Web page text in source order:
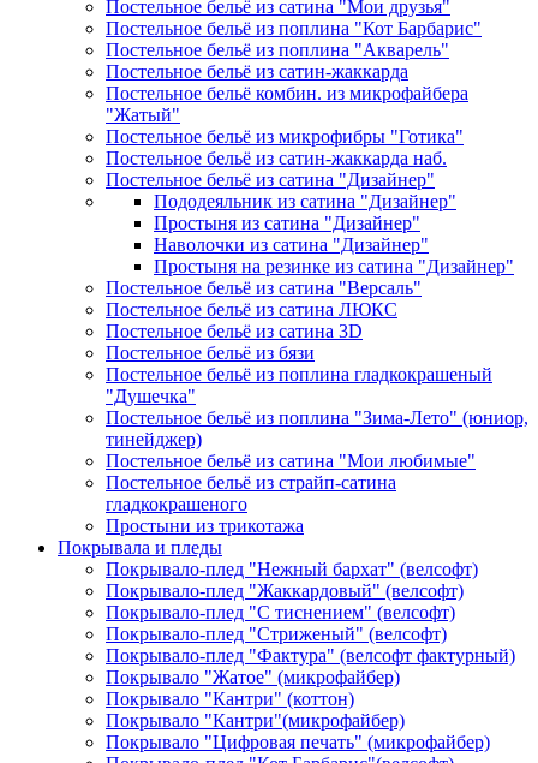
Постельное бельё из сатина "Мои друзья"
Постельное бельё из поплина "Кот Барбарис"
Постельное бельё из поплина "Акварель"
Постельное бельё из сатин-жаккарда
Постельное бельё комбин. из микрофайбера
"Жатый"
Постельное бельё из микрофибры "Готика"
Постельное бельё из сатин-жаккарда наб.
Постельное бельё из сатина "Дизайнер"
Пододеяльник из сатина "Дизайнер"
Простыня из сатина "Дизайнер"
Наволочки из сатина "Дизайнер"
Простыня на резинке из сатина "Дизайнер"
Постельное бельё из сатина "Версаль"
Постельное бельё из сатина ЛЮКС
Постельное бельё из сатина 3D
Постельное бельё из бязи
Постельное бельё из поплина гладкокрашеный
"Душечка"
Постельное бельё из поплина "Зима-Лето" (юниор,
тинейджер)
Постельное бельё из сатина "Мои любимые"
Постельное бельё из страйп-сатина
гладкокрашеного
Простыни из трикотажа
Покрывала и пледы
Покрывало-плед "Нежный бархат" (велсофт)
Покрывало-плед "Жаккардовый" (велсофт)
Покрывало-плед "С тиснением" (велсофт)
Покрывало-плед "Стриженый" (велсофт)
Покрывало-плед "Фактура" (велсофт фактурный)
Покрывало "Жатое" (микрофайбер)
Покрывало "Кантри" (коттон)
Покрывало "Кантри"(микрофайбер)
Покрывало "Цифровая печать" (микрофайбер)